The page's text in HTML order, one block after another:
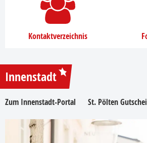
Kontaktverzeichnis
Innenstadt
Zum Innenstadt-Portal St. Pölten